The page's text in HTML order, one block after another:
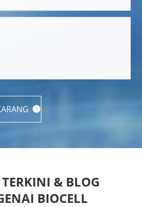

& BLOG
BIOCELL